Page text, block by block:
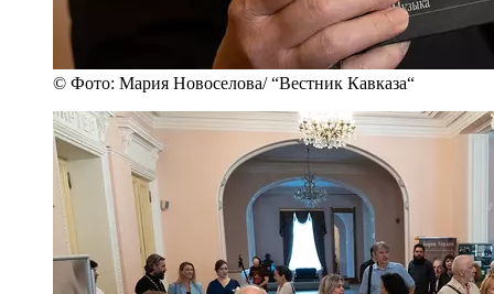
© Фото: Мария Новоселова/ “Вестник Кавказа“